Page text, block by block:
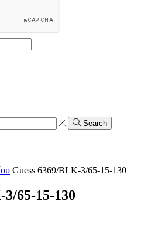
Search
Guess 6369/BLK-3/65-15-130
65-15-130